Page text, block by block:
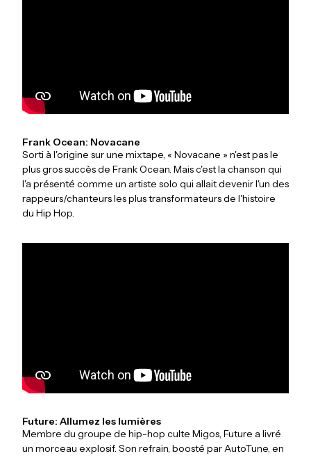
Frank Ocean: Novacane
Sorti à l'origine sur une mixtape, « Novacane » n'est pas le
plus gros succès de Frank Ocean. Mais c'est la chanson qui
l'a présenté comme un artiste solo qui allait devenir l'un des
rappeurs/chanteurs les plus transformateurs de l'histoire
du Hip Hop.
Future: Allumez les lumières
Membre du groupe de hip-hop culte Migos, Future a livré
un morceau explosif. Son refrain, boosté par AutoTune, en